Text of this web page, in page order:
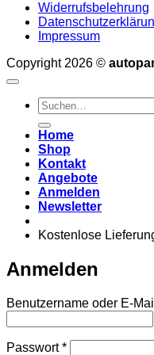
Widerrufsbelehrung
Impressum
Copyright 2026 ©
Suchen
nach:
Home
Shop
Kontakt
Angebote
Anmelden
Newsletter
Kostenlose
Anmelden
Benutzername oder E-
Passwort*Erforderlich